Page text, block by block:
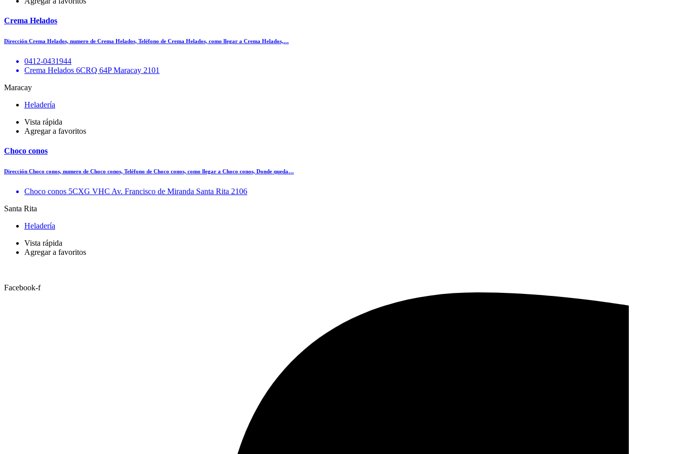
Crema Helados
Dirección Crema Helados, numero de Crema Helados, Teléfono de Crema Helados, como llegar a Crema Helados,…
0412-0431944
Crema Helados 6CRQ 64P Maracay 2101
Maracay
Heladería
Vista rápida
Agregar a favoritos
Choco conos
Dirección Choco conos, numero de Choco conos, Teléfono de Choco conos, como llegar a Choco conos, Donde queda…
Choco conos 5CXG VHC Av. Francisco de Miranda Santa Rita 2106
Santa Rita
Heladería
Vista rápida
Agregar a favoritos
Facebook-f